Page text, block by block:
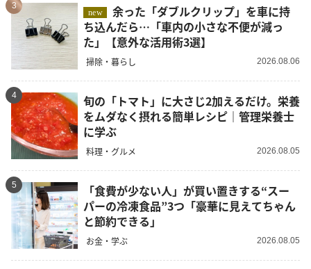
3
new
余った「ダブルクリップ」を車に持
ち込んだら…「車内の小さな不便が減っ
た」【意外な活用術3選】
掃除・暮らし 2026.08.06
4
旬の「トマト」に大さじ2加えるだけ。栄養
をムダなく摂れる簡単レシピ｜管理栄養士
に学ぶ
料理・グルメ 2026.08.05
5
「食費が少ない人」が買い置きする“スー
パーの冷凍食品”3つ「豪華に見えてちゃん
と節約できる」
お金・学ぶ 2026.08.05